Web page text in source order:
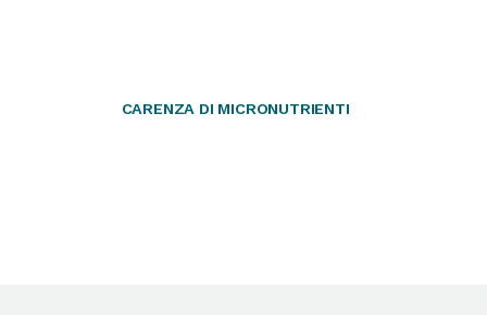
CARENZA DI MICRONUTRIENTI